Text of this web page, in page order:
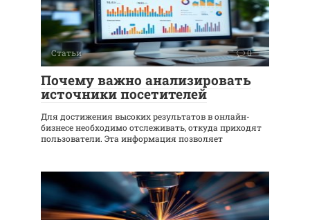
Статьи 0
Почему важно анализировать
источники посетителей
Для достижения высоких результатов в онлайн-
бизнесе необходимо отслеживать, откуда приходят
пользователи. Эта информация позволяет